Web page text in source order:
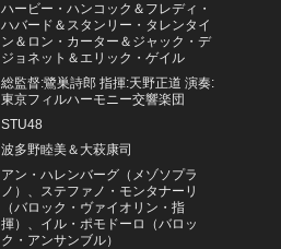
ハービー・ハンコック＆フレディ・
ハバード＆スタンリー・タレンタイ
ン＆ロン・カーター＆ジャック・デ
ジョネット＆エリック・ゲイル
総監督:鷺巣詩郎 指揮:天野正道 演奏:
東京フィルハーモニー交響楽団
STU48
波多野睦美＆大萩康司
アン・ハレンバーグ（メゾソプラ
ノ）、ステファノ・モンタナーリ
（バロック・ヴァイオリン・指
揮）、イル・ポモドーロ（バロッ
ク・アンサンブル）